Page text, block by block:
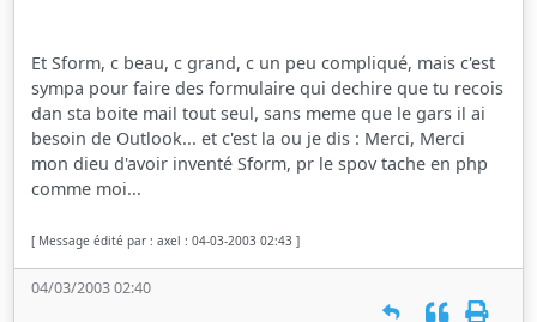
Et Sform, c beau, c grand, c un peu compliqué, mais c'est
sympa pour faire des formulaire qui dechire que tu recois
dan sta boite mail tout seul, sans meme que le gars il ai
besoin de Outlook... et c'est la ou je dis : Merci, Merci
mon dieu d'avoir inventé Sform, pr le spov tache en php
comme moi...
[ Message édité par : axel : 04-03-2003 02:43 ]
04/03/2003 02:40